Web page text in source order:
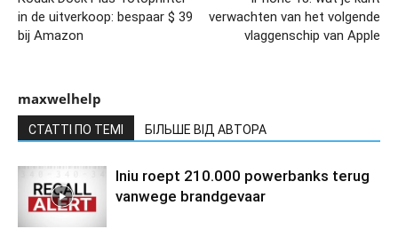
in de uitverkoop: bespaar $ 39
bij Amazon
verwachten van het volgende
vlaggenschip van Apple
maxwelhelp
СТАТТІ ПО ТЕМІ БІЛЬШЕ ВІД АВТОРА
Iniu roept 210.000 powerbanks terug
vanwege brandgevaar